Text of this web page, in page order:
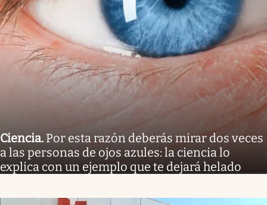
Ciencia. Por esta razón deberás mirar dos veces
a las personas de ojos azules: la ciencia lo
explica con un ejemplo que te dejará helado